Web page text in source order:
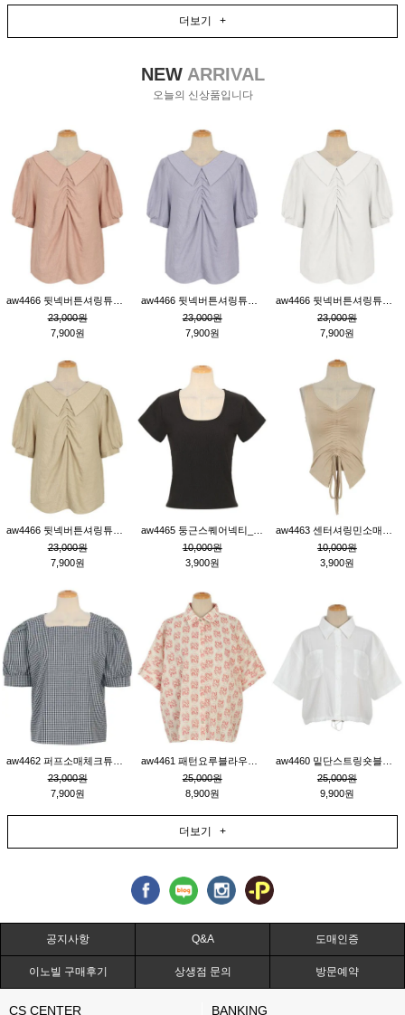
더보기 +
NEWARRIVAL
오늘의 신상품입니다
23,000원
7,900원
23,000원
7,900원
23,000원
7,900원
23,000원
7,900원
10,000원
3,900원
10,000원
3,900원
23,000원
7,900원
25,000원
8,900원
25,000원
9,900원
더보기 +
공지사항 Q&A 도매인증
이노빌 구매후기 상생점 문의 방문예약
CS CENTER BANKING